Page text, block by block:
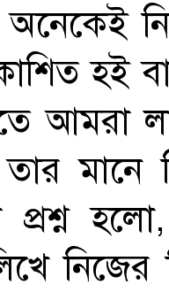
হই
আমরা
প্রশ্ন